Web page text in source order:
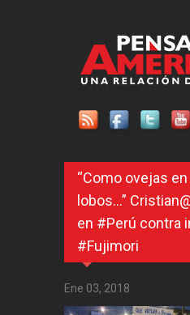
“Como ovejas
lobos…”
en #Perú contra
#Fujimori
Ene 03, 2018